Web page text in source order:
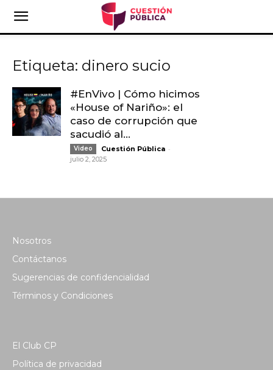
Etiqueta: dinero sucio
#EnVivo | Cómo hicimos
«House of Nariño»: el
caso de corrupción que
sacudió al...
Video Cuestión Pública -
julio 2, 2025
Nosotros
Contáctanos
Sugerencias de confidencialidad
Términos y Condiciones
El Club CP
Política de privacidad